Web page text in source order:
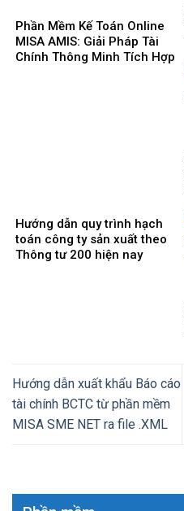
Phần Mềm Kế Toán Online
MISA AMIS: Giải Pháp Tài
Chính Thông Minh Tích Hợp
Hướng dẫn quy trình hạch
toán công ty sản xuất theo
Thông tư 200 hiện nay
Hướng dẫn xuất khẩu Báo cáo
tài chính BCTC từ phần mềm
MISA SME NET ra file .XML